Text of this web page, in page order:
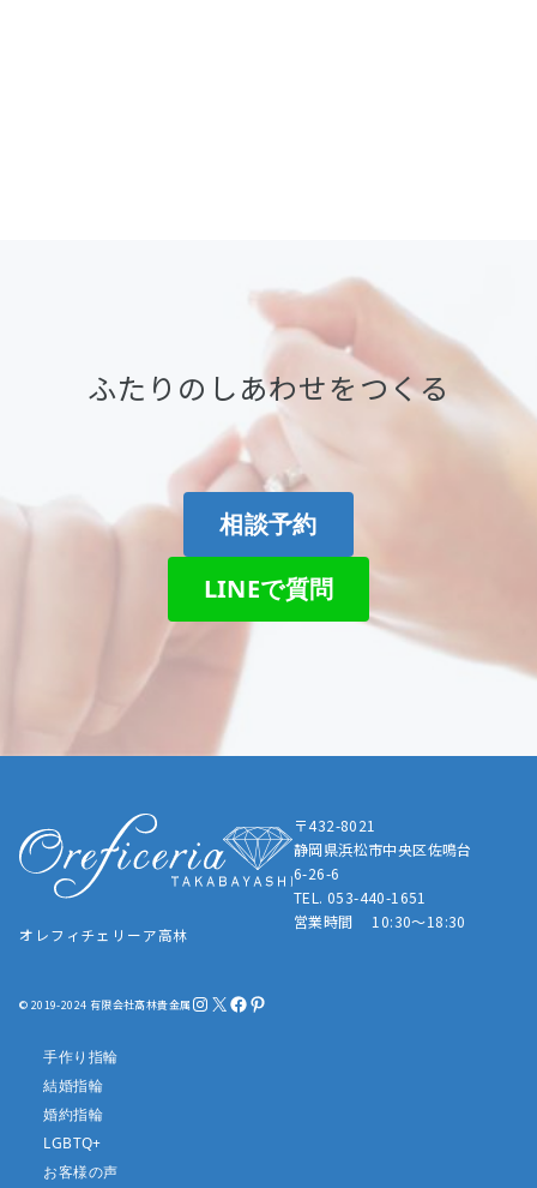
ふたりのしあわせをつくる
相談予約
LINEで質問
オレフィチェリーア高林
〒432-8021
静岡県浜松市中央区佐鳴台
6-26-6
TEL. 053-440-1651
営業時間 10:30～18:30
© 2019-2024 有限会社髙林貴金属InstagramX Facebook Pinterest
手作り指輪
結婚指輪
婚約指輪
LGBTQ+
お客様の声